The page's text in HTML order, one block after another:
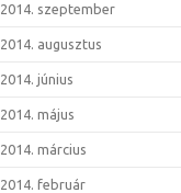
2014. szeptember
2014. augusztus
2014. június
2014. május
2014. március
2014. február